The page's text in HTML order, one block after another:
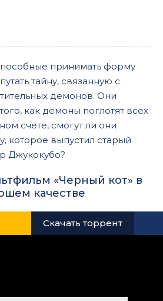
принимать форму
тайну, связанную с
демонов. Они
как демоны поглотят всех
счете, смогут ли они
которое выпустил старый
Джукокубо?
«Черный кот» в
качестве
Скачать торрент